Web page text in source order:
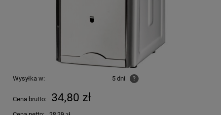
Wysyłka w: 5 dni ?
Cena brutto: 34,80 zł